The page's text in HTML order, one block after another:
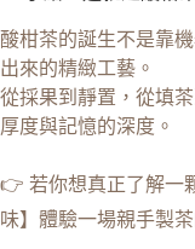
酸柑茶的誕生不是靠
出來的精緻工藝。
從採果到靜置，從填
厚度與記憶的深度。
👉 若你想真正了解一
味】體驗一場親手製